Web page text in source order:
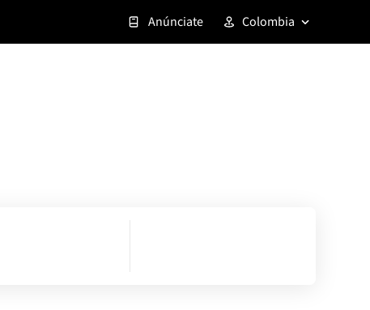
Anúnciate Colombia